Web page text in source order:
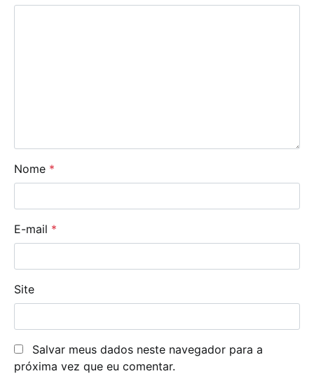
Nome *
E-mail *
Site
Salvar meus dados neste navegador para a
próxima vez que eu comentar.